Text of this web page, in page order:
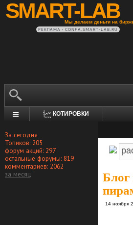
SMART-LAB
Мы делаем деньги на
РЕКЛАМА • CONFA.SMART-LAB.RU
КОТИРОВКИ
За сегодня
Топиков: 205
форум акций: 297
остальные форумы: 819
комментариев: 2062
за месяц
Блог
14 ноября